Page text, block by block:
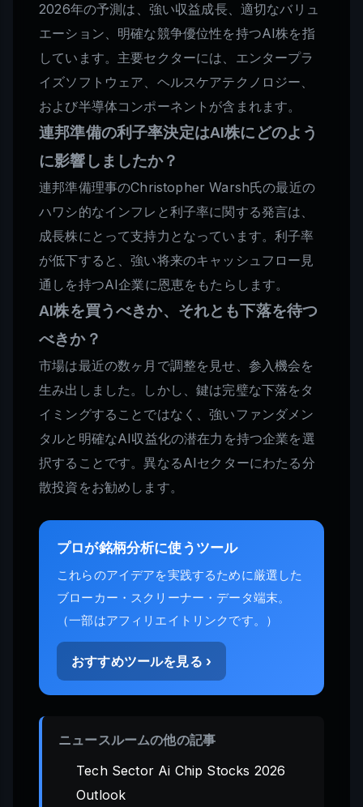
2026年の予測は、強い収益成長、適切なバリュ
エーション、明確な競争優位性を持つAI株を指
しています。主要セクターには、エンタープラ
イズソフトウェア、ヘルスケアテクノロジー、
および半導体コンポーネントが含まれます。
連邦準備の利子率決定はAI株にどのよう
に影響しましたか？
連邦準備理事のChristopher Warsh氏の最近の
ハワシ的なインフレと利子率に関する発言は、
成長株にとって支持力となっています。利子率
が低下すると、強い将来のキャッシュフロー見
通しを持つAI企業に恩恵をもたらします。
AI株を買うべきか、それとも下落を待つ
べきか？
市場は最近の数ヶ月で調整を見せ、参入機会を
生み出しました。しかし、鍵は完璧な下落をタ
イミングすることではなく、強いファンダメン
タルと明確なAI収益化の潜在力を持つ企業を選
択することです。異なるAIセクターにわたる分
散投資をお勧めします。
プロが銘柄分析に使うツール
これらのアイデアを実践するために厳選した
ブローカー・スクリーナー・データ端末。
（一部はアフィリエイトリンクです。）
おすすめツールを見る ›
ニュースルームの他の記事
Tech Sector Ai Chip Stocks 2026
Outlook